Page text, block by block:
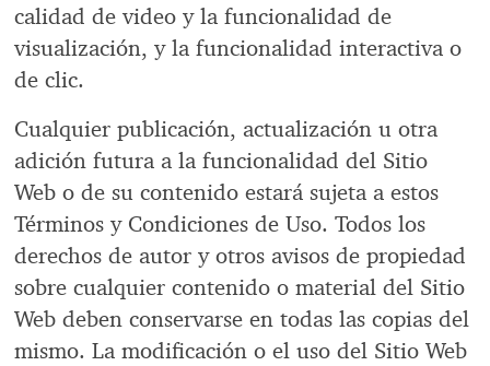
calidad de video y la funcionalidad de
visualización, y la funcionalidad interactiva o
de clic.
Cualquier publicación, actualización u otra
adición futura a la funcionalidad del Sitio
Web o de su contenido estará sujeta a estos
Términos y Condiciones de Uso. Todos los
derechos de autor y otros avisos de propiedad
sobre cualquier contenido o material del Sitio
Web deben conservarse en todas las copias del
mismo. La modificación o el uso del Sitio Web